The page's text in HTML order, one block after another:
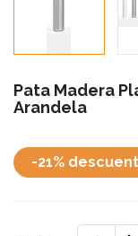
Pata Madera
Arandela
-21%